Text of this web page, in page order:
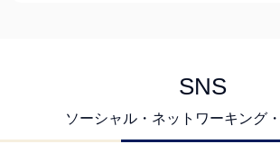
SNS
ソーシャル・ネットワーキング